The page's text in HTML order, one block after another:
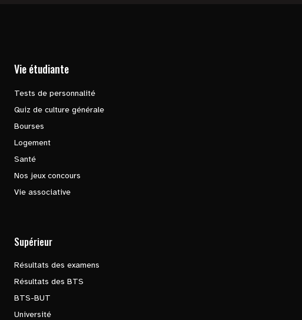
Vie étudiante
Tests de personnalité
Quiz de culture générale
Bourses
Logement
Santé
Nos jeux concours
Vie associative
Supérieur
Résultats des examens
Résultats des BTS
BTS-BUT
Université